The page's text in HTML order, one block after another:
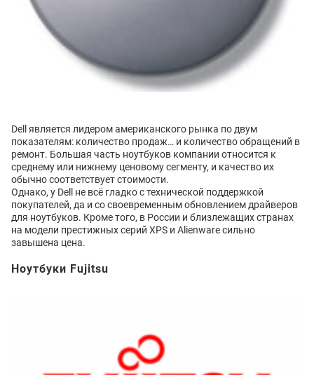
Dell является лидером американского рынка по двум
показателям: количество продаж… и количество обращений в
ремонт. Большая часть ноутбуков компании относится к
среднему или нижнему ценовому сегменту, и качество их
обычно соответствует стоимости.
Однако, у Dell не всё гладко с технической поддержкой
покупателей, да и со своевременным обновлением драйверов
для ноутбуков. Кроме того, в России и близлежащих странах
на модели престижных серий XPS и Alienware сильно
завышена цена.
Ноутбуки Fujitsu